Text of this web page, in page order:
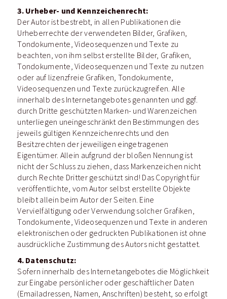
3. Urheber- und Kennzeichenrecht:
Der Autor ist bestrebt, in allen Publikationen die
Urheberrechte der verwendeten Bilder, Grafiken,
Tondokumente, Videosequenzen und Texte zu
beachten, von ihm selbst erstellte Bilder, Grafiken,
Tondokumente, Videosequenzen und Texte zu nutzen
oder auf lizenzfreie Grafiken, Tondokumente,
Videosequenzen und Texte zurückzugreifen. Alle
innerhalb des Internetangebotes genannten und ggf.
durch Dritte geschützten Marken- und Warenzeichen
unterliegen uneingeschränkt den Bestimmungen des
jeweils gültigen Kennzeichenrechts und den
Besitzrechten der jeweiligen eingetragenen
Eigentümer. Allein aufgrund der bloßen Nennung ist
nicht der Schluss zu ziehen, dass Markenzeichen nicht
durch Rechte Dritter geschützt sind! Das Copyright für
veröffentlichte, vom Autor selbst erstellte Objekte
bleibt allein beim Autor der Seiten. Eine
Vervielfältigung oder Verwendung solcher Grafiken,
Tondokumente, Videosequenzen und Texte in anderen
elektronischen oder gedruckten Publikationen ist ohne
ausdrückliche Zustimmung des Autors nicht gestattet.
4. Datenschutz:
Sofern innerhalb des Internetangebotes die Möglichkeit
zur Eingabe persönlicher oder geschäftlicher Daten
(Emailadressen, Namen, Anschriften) besteht, so erfolgt